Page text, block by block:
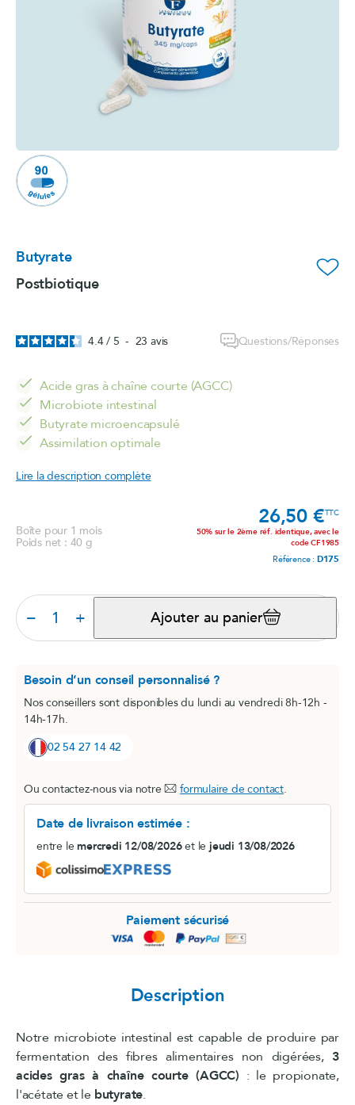
Butyrate favorite_border
Postbiotique
4.4 / 5 - 23avis Questions/Réponses
Acide gras à chaîne courte (AGCC)
Microbiote intestinal
Butyrate microencapsulé
Assimilation optimale
Lire la description complète
Boîte pour 1 mois
Poids net : 40 g
Prix
26,50 €TTC
50% sur le 2ème réf. identique, avec le
code CF1985
Référence : D175
− + Ajouter au panier
Besoin d’un conseil personnalisé ?
Nos conseillers sont disponibles du lundi au vendredi 8h-12h -
14h-17h.
02 54 27 14 42
Ou contactez-nous via notre formulaire de contact.
Date de livraison estimée :
entre lemercredi 12/08/2026et lejeudi 13/08/2026
Paiement sécurisé
Description
Notre microbiote intestinal est capable de produire par
fermentation des fibres alimentaires non digérées, 3
acides gras à chaîne courte (AGCC) : le propionate,
l'acétate et le butyrate.